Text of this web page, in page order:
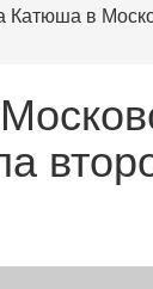
Катюша в